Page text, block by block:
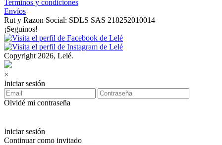
Terminos y condiciones
Envíos
Rut y Razon Social: SDLS SAS 218252010014
¡Seguinos!
Copyright 2026, Lelé.
×
Iniciar sesión
Olvidé mi contraseña
Iniciar sesión
Continuar como invitado